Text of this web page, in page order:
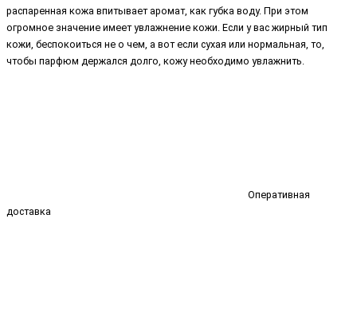
распаренная кожа впитывает аромат, как губка воду. При этом
огромное значение имеет увлажнение кожи. Если у вас жирный тип
кожи, беспокоиться не о чем, а вот если сухая или нормальная, то,
чтобы парфюм держался долго, кожу необходимо увлажнить.
Оперативная
доставка